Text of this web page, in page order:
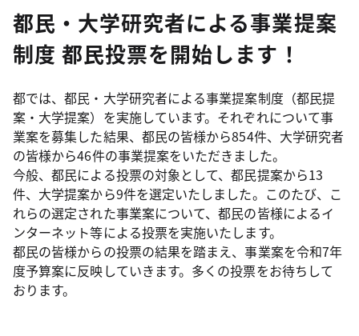
都民・大学研究者による事業提案
制度 都民投票を開始します！
都では、都民・大学研究者による事業提案制度（都民提
案・大学提案）を実施しています。それぞれについて事
業案を募集した結果、都民の皆様から854件、大学研究者
の皆様から46件の事業提案をいただきました。
今般、都民による投票の対象として、都民提案から13
件、大学提案から9件を選定いたしました。このたび、こ
れらの選定された事業案について、都民の皆様によるイ
ンターネット等による投票を実施いたします。
都民の皆様からの投票の結果を踏まえ、事業案を令和7年
度予算案に反映していきます。多くの投票をお待ちして
おります。